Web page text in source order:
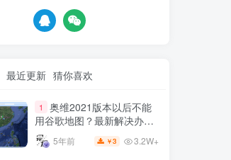
最近更新 猜你喜欢
1
奥维2021版本以后不能
用谷歌地图？最新解决办法
苹果安卓电脑
5年前 ￥3 3.2W+